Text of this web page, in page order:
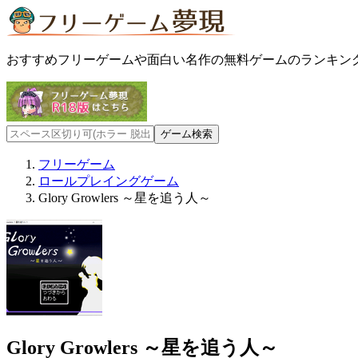
おすすめフリーゲームや面白い名作の無料ゲームのランキン
フリーゲーム
ロールプレイングゲーム
Glory Growlers ～星を追う人～
Glory Growlers ～星を追う人～